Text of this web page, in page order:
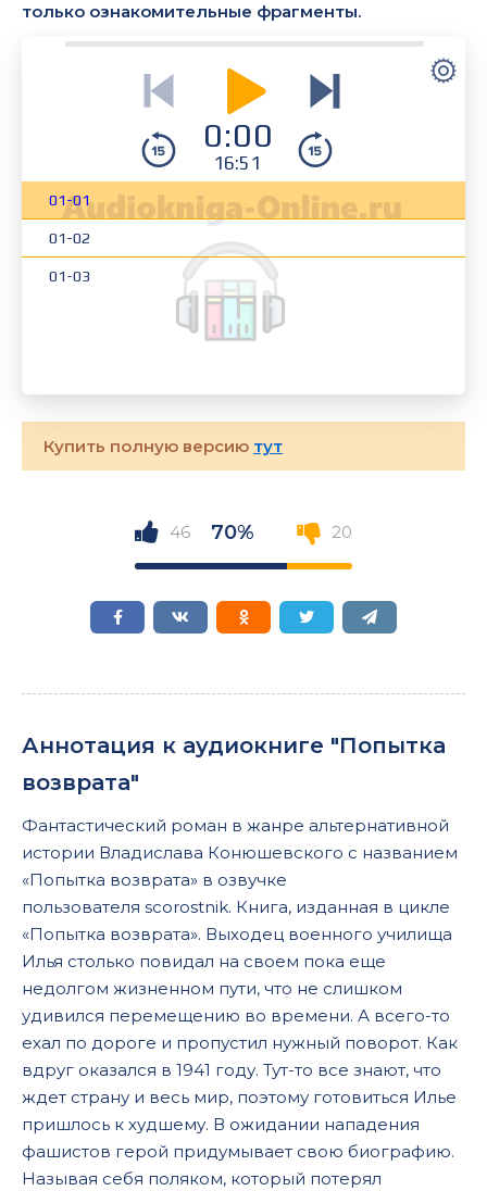
только ознакомительные фрагменты.
0:00
16:51
01-01
01-02
01-03
Купить полную версию тут
46 70% 20
Аннотация к аудиокниге "Попытка
возврата"
Фантастический роман в жанре альтернативной
истории Владислава Конюшевского с названием
«Попытка возврата» в озвучке
пользователя scorostnik. Книга, изданная в цикле
«Попытка возврата». Выходец военного училища
Илья столько повидал на своем пока еще
недолгом жизненном пути, что не слишком
удивился перемещению во времени. А всего-то
ехал по дороге и пропустил нужный поворот. Как
вдруг оказался в 1941 году. Тут-то все знают, что
ждет страну и весь мир, поэтому готовиться Илье
пришлось к худшему. В ожидании нападения
фашистов герой придумывает свою биографию.
Называя себя поляком, который потерял